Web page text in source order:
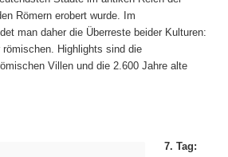
Römern erobert wurde. Im
man daher die Überreste beider Kulturen:
Highlights sind die
Villen und die 2.600 Jahre alte
7. Tag: